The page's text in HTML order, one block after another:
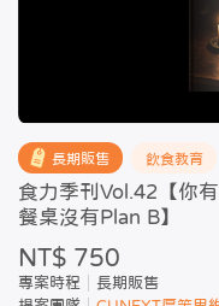
長期販售 飲食教育
食力季刊Vol.42【你
餐桌沒有Plan B】
NT$ 750
專案時程
長期販售